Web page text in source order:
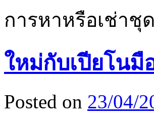
การหาหรือเช่าชุ
ใหม่กับเปียโนมื
Posted on 23/04/